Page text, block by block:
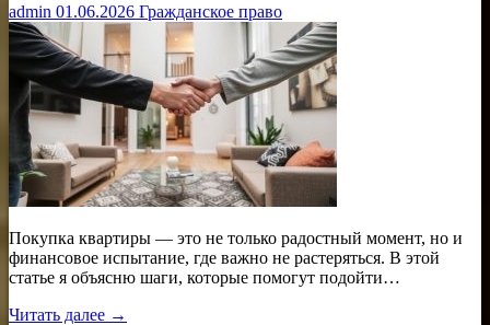
admin 01.06.2026 Гражданское право
Покупка квартиры — это не только радостный момент, но и
финансовое испытание, где важно не растеряться. В этой
статье я объясню шаги, которые помогут подойти…
Читать далее →